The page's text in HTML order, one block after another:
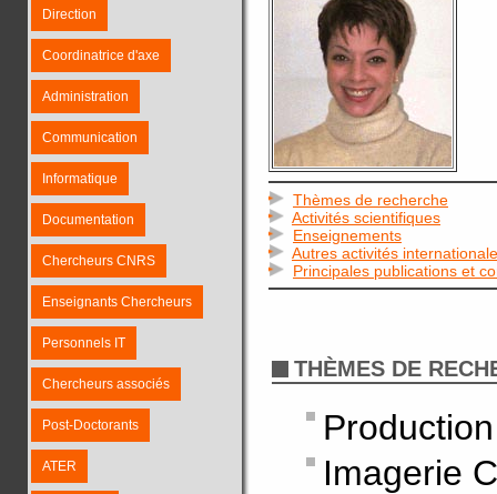
Direction
Coordinatrice d'axe
Administration
Communication
Informatique
Documentation
Chercheurs CNRS
Enseignants Chercheurs
Personnels IT
Chercheurs associés
Post-Doctorants
ATER
Thèmes de recherche
Activités scientifiques
Enseignements
Autres activités
Principales publications et
THÈMES DE
Imagerie